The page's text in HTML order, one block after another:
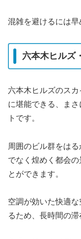
混雑を避けるには早
六本木ヒルズ
六本木ヒルズのス
に堪能できる、ま
トです。
周囲のビル群をは
でなく煌めく都会
とができます。
空調が効いた快適
るため、長時間の滞